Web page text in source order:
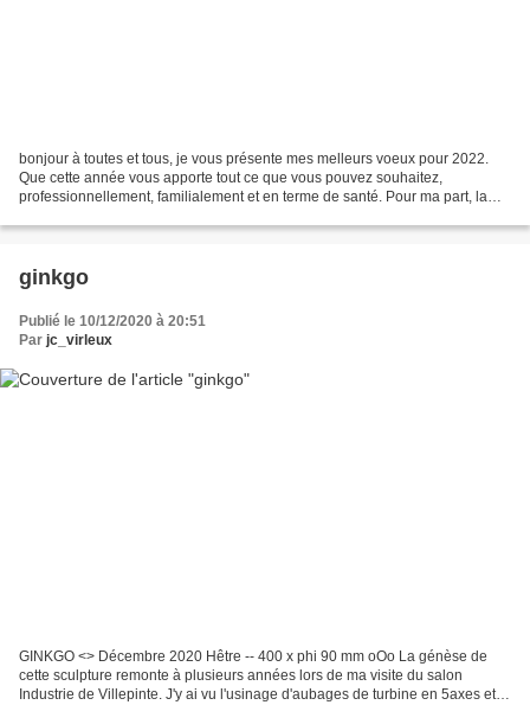
bonjour à toutes et tous, je vous présente mes melleurs voeux pour 2022.
Que cette année vous apporte tout ce que vous pouvez souhaitez,
professionnellement, familialement et en terme de santé. Pour ma part, la
ginkgo
Publié le 10/12/2020 à 20:51
Par jc_virleux
GINKGO <> Décembre 2020 Hêtre -- 400 x phi 90 mm oOo La génèse de
cette sculpture remonte à plusieurs années lors de ma visite du salon
Industrie de Villepinte. J'y ai vu l'usinage d'aubages de turbine en 5axes et